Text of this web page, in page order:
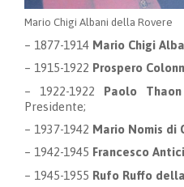
Mario Chigi Albani della Rovere
– 1877-1914 Mario Chigi
– 1915-1922 Prospero
– 1922-1922 Paolo
Presidente;
– 1937-1942 Mario Nomis di
– 1942-1945 Francesco
– 1945-1955 Rufo Ruffo